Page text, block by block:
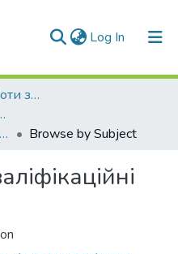
Log In (current)
Кваліфікаційні роботи здобувачів вищої освіти
(ЕІ)
Бакалаврські кваліфікаційні роботи (ЕІ)
Browse by Subject